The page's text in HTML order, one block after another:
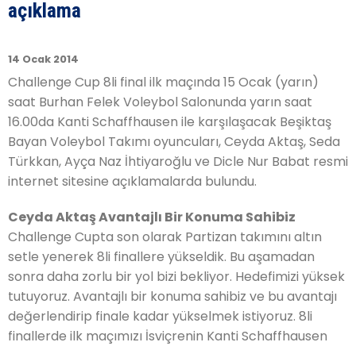
açıklama
14 Ocak 2014
Challenge Cup 8li final ilk maçında 15 Ocak (yarın)
saat Burhan Felek Voleybol Salonunda yarın saat
16.00da Kanti Schaffhausen ile karşılaşacak Beşiktaş
Bayan Voleybol Takımı oyuncuları, Ceyda Aktaş, Seda
Türkkan, Ayça Naz İhtiyaroğlu ve Dicle Nur Babat resmi
internet sitesine açıklamalarda bulundu.
Ceyda Aktaş Avantajlı Bir Konuma Sahibiz
Challenge Cupta son olarak Partizan takımını altın
setle yenerek 8li finallere yükseldik. Bu aşamadan
sonra daha zorlu bir yol bizi bekliyor. Hedefimizi yüksek
tutuyoruz. Avantajlı bir konuma sahibiz ve bu avantajı
değerlendirip finale kadar yükselmek istiyoruz. 8li
finallerde ilk maçımızı İsviçrenin Kanti Schaffhausen